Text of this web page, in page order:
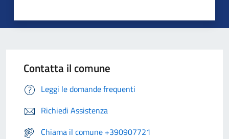
Contatta il comune
Leggi le domande frequenti
Richiedi Assistenza
Chiama il comune +390907721